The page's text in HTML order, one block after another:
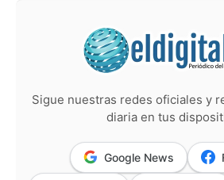
Sigue nuestras redes oficiales y
diaria en tus
Google News